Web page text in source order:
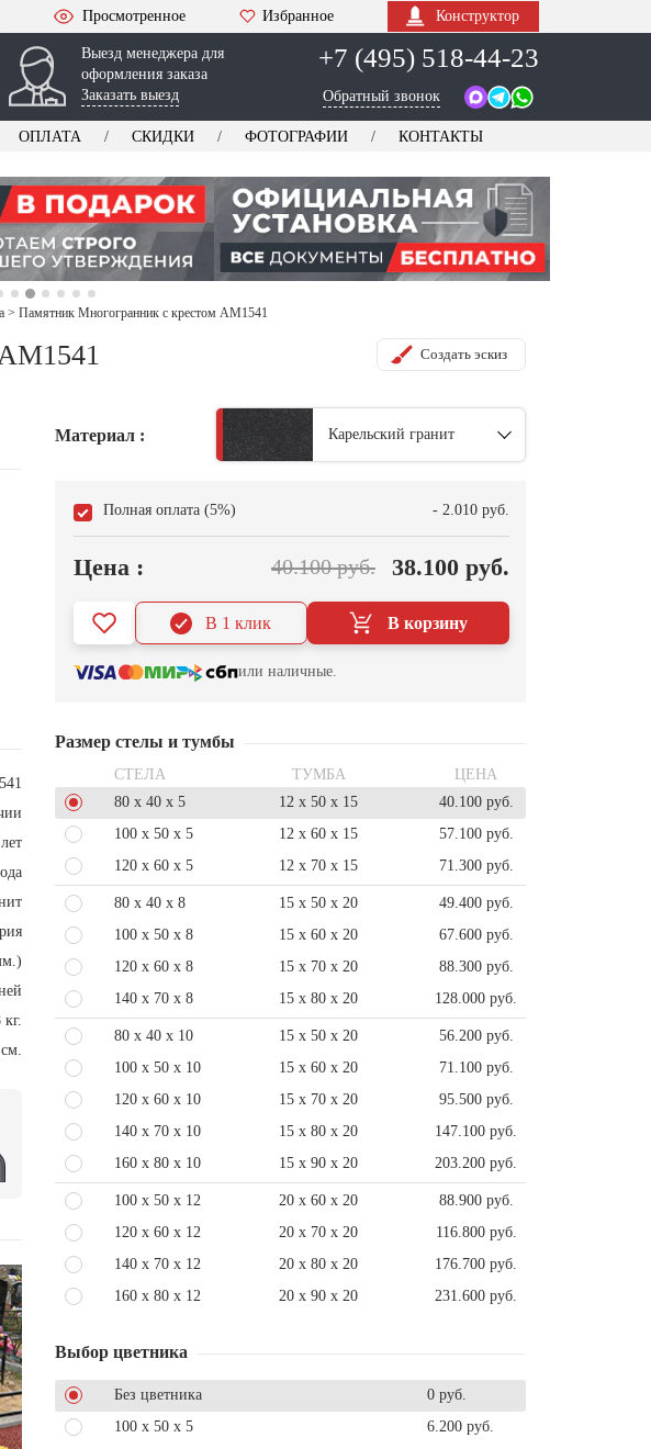
Просмотренное Избранное Конструктор
Выезд менеджера для
оформления заказа
Заказать выезд
+7 (495) 518-44-23
Обратный звонок
ОПЛАТА СКИДКИ ФОТОГРАФИИ КОНТАКТЫ
> Памятник Многогранник с крестом AM1541
Создать эскиз
кг.
Материал : Карельский гранит
Полная оплата (5%) - 2.010 руб.
Цена : 40.100 руб. 38.100 руб.
В корзину
В 1 клик
или наличные.
Размер стелы и тумбы
СТЕЛА ТУМБА
ЦЕНА
80 x 40 x 5
12 x 50 x 15
40.100 руб.
100 x 50 x 5
12 x 60 x 15
57.100 руб.
120 x 60 x 5
12 x 70 x 15 71.300 руб.
80 x 40 x 8 15 x 50 x 20
49.400 руб.
100 x 50 x 8
15 x 60 x 20
67.600 руб.
120 x 60 x 8
15 x 70 x 20
88.300 руб.
140 x 70 x 8
15 x 80 x 20 128.000 руб.
80 x 40 x 10 15 x 50 x 20
56.200 руб.
100 x 50 x 10
15 x 60 x 20
71.100 руб.
120 x 60 x 10
15 x 70 x 20
95.500 руб.
140 x 70 x 10
15 x 80 x 20
147.100 руб.
160 x 80 x 10
15 x 90 x 20 203.200 руб.
100 x 50 x 12 20 x 60 x 20
88.900 руб.
120 x 60 x 12
20 x 70 x 20
116.800 руб.
140 x 70 x 12
20 x 80 x 20
176.700 руб.
160 x 80 x 12
20 x 90 x 20 231.600 руб.
Выбор цветника
Без цветника
0 руб.
100 x 50 x 5
6.200 руб.